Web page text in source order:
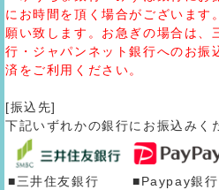
にお時間を頂く場合がございます
願い致します。お急ぎの場合は、
行・ジャパンネット銀行へのお振
済をご利用ください。
[振込先]
下記いずれかの銀行にお振込みく
■三井住友銀行
■Paypay銀行